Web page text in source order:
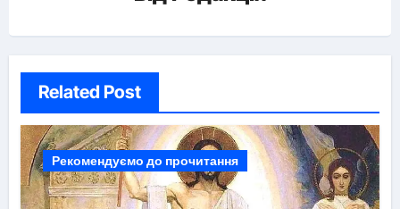
Related Post
Рекомендуємо до прочитання